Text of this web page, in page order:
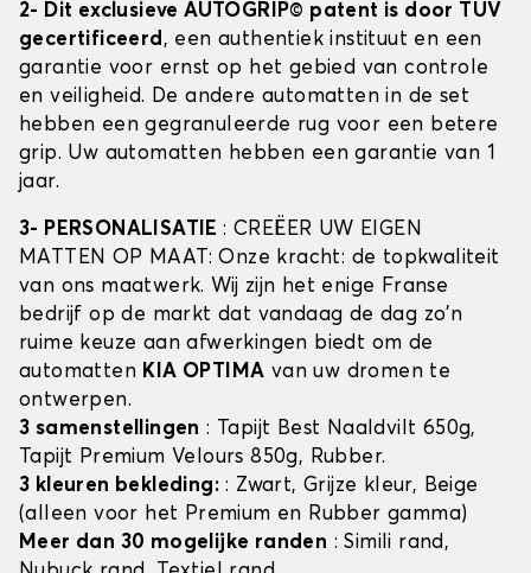
2- Dit exclusieve AUTOGRIP© patent is door TÜV
gecertificeerd, een authentiek instituut en een
garantie voor ernst op het gebied van controle
en veiligheid. De andere automatten in de set
hebben een gegranuleerde rug voor een betere
grip. Uw automatten hebben een garantie van 1
jaar.
3- PERSONALISATIE: CREËER UW EIGEN
MATTEN OP MAAT: Onze kracht: de topkwaliteit
van ons maatwerk. Wij zijn het enige Franse
bedrijf op de markt dat vandaag de dag zo'n
ruime keuze aan afwerkingen biedt om de
automatten KIA OPTIMA van uw dromen te
ontwerpen.
3 samenstellingen : Tapijt Best Naaldvilt 650g,
Tapijt Premium Velours 850g, Rubber.
3 kleuren bekleding: : Zwart, Grijze kleur, Beige
(alleen voor het Premium en Rubber gamma)
Meer dan 30 mogelijke randen : Simili rand,